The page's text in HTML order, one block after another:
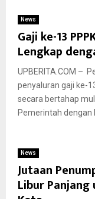
News
Gaji ke-13
Lengkap
UPBERITA.COM –
penyaluran gaji ke-
secara bertahap
Pemerintah dengan
News
Jutaan
Libur